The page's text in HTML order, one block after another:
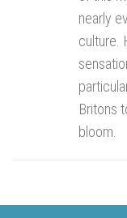
nearly
culture.
Britons
bloom.